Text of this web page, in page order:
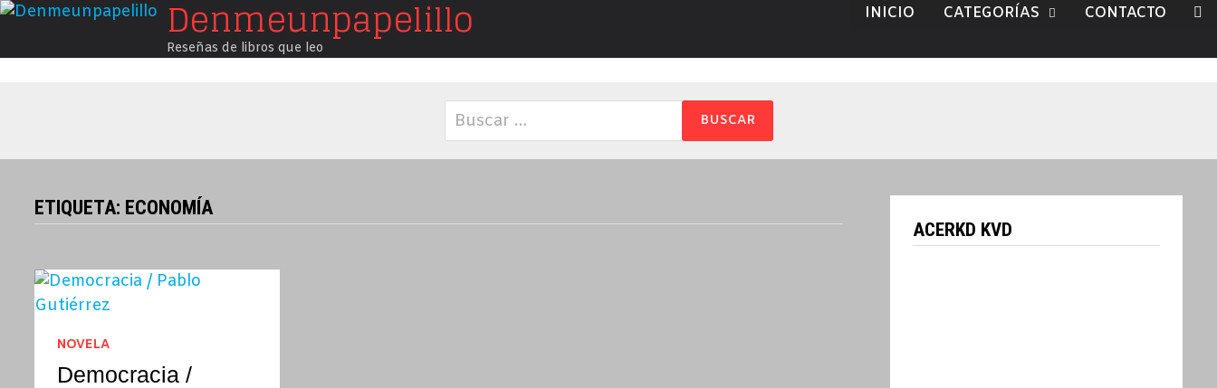
Saltar
contenido
Denmeunpapelillo
Reseñas de libros que leo
INICIO CATEGORÍAS CONTACTO
Buscar:
ETIQUETA: ECONOMÍA
NOVELA
Democracia /
ACERKD KVD